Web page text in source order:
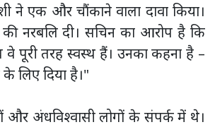
एक और चौंकाने वाला दावा किया।
नरबलि दी। सचिन का आरोप है कि
पूरी तरह स्वस्थ हैं। उनका कहना है –
लिए दिया है।"
और अंधविश्वासी लोगों के संपर्क में थे।